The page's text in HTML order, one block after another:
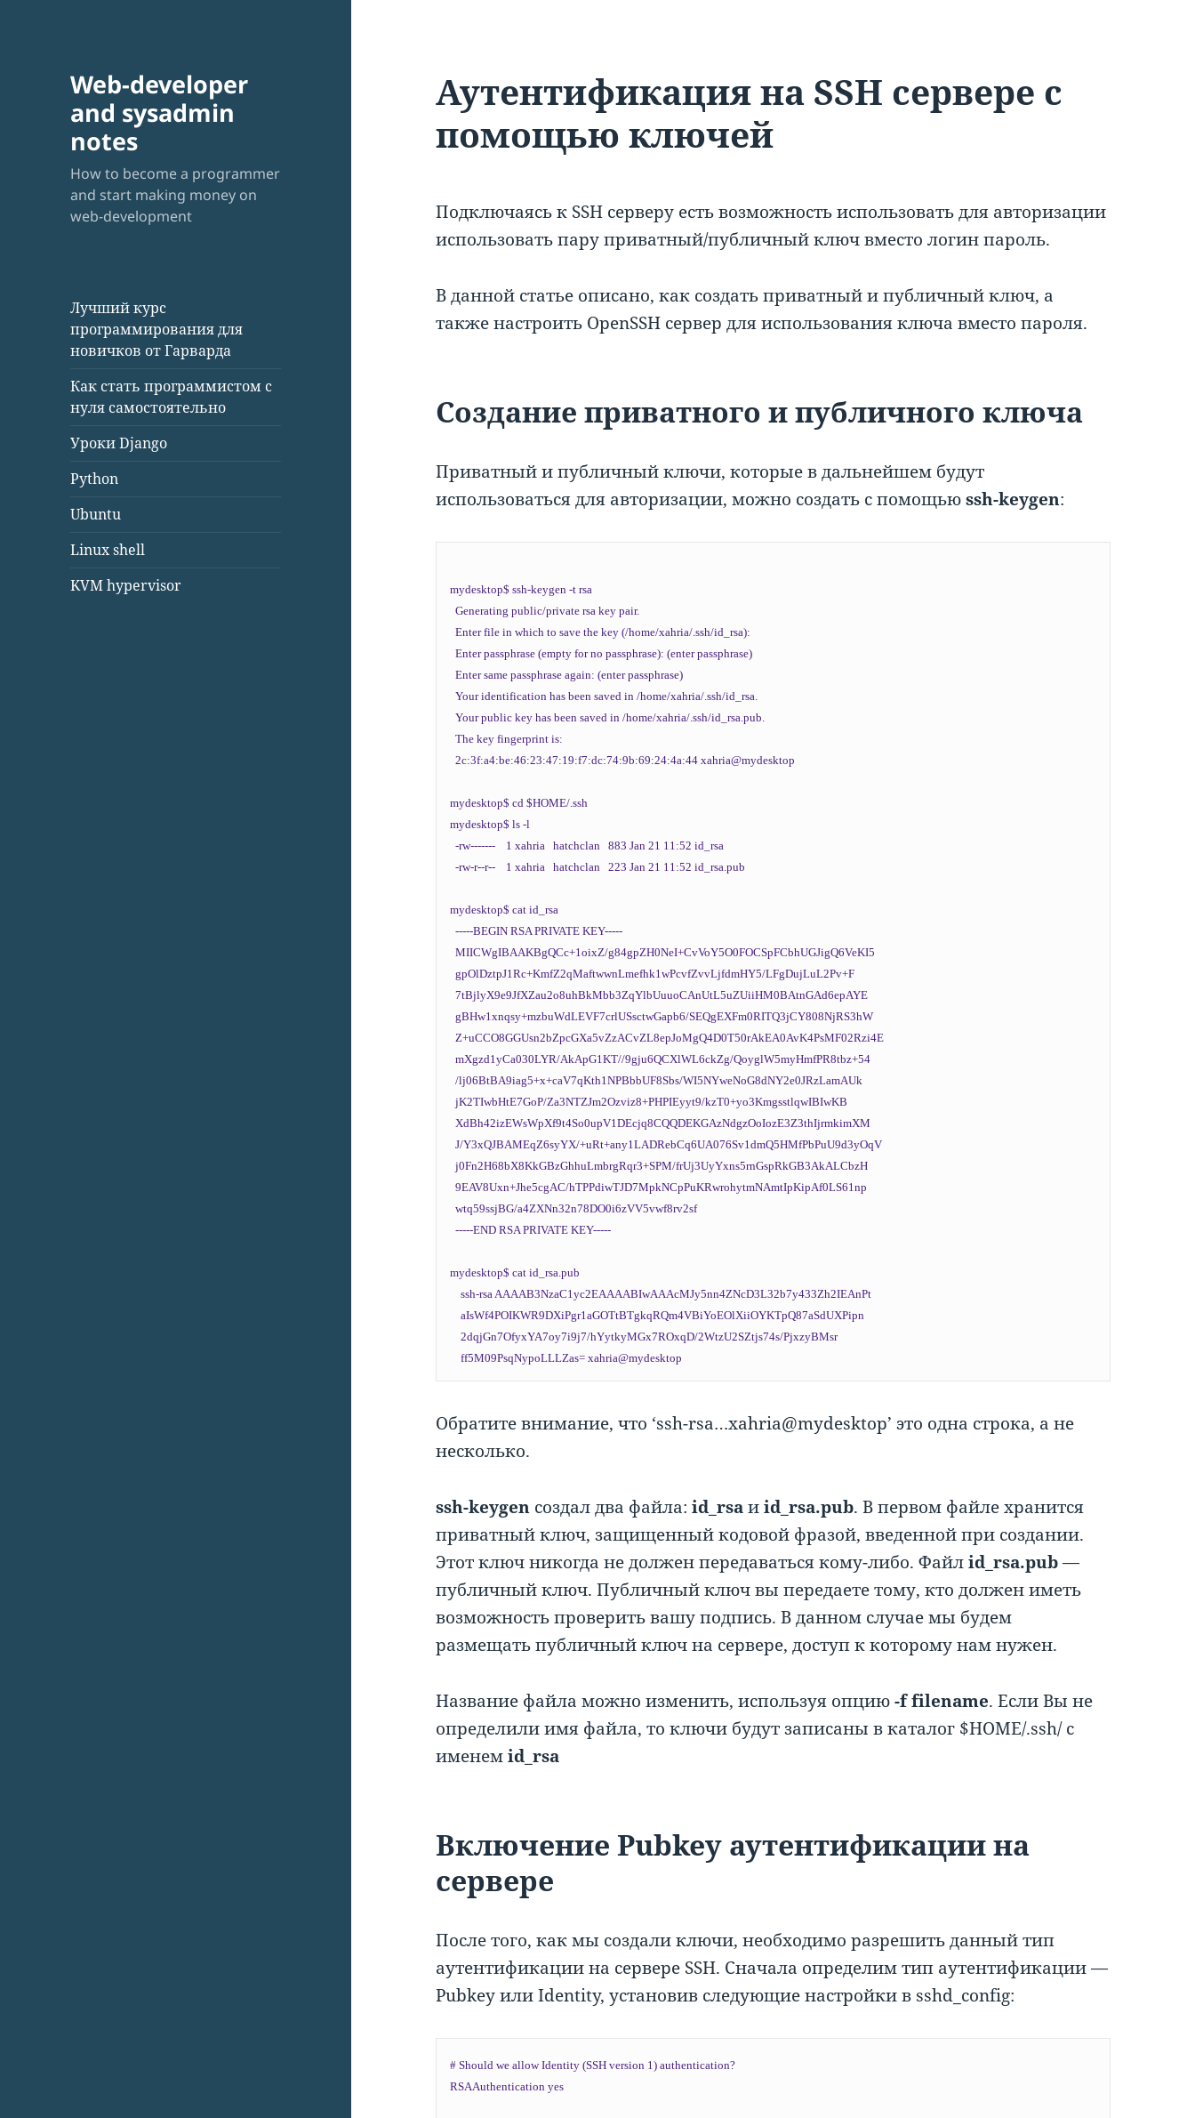
Web-developer
and sysadmin
notes
How to become a programmer
and start making money on
web-development
Лучший курс
программирования для
новичков от Гарварда
Как стать программистом с
нуля самостоятельно
Уроки Django
Python
Ubuntu
Linux shell
KVM hypervisor
Аутентификация на SSH сервере с
помощью ключей
Подключаясь к SSH серверу есть возможность использовать для авторизации
использовать пару приватный/публичный ключ вместо логин пароль.
В данной статье описано, как создать приватный и публичный ключ, а
также настроить OpenSSH сервер для использования ключа вместо пароля.
Создание приватного и публичного ключа
Приватный и публичный ключи, которые в дальнейшем будут
использоваться для авторизации, можно создать с помощьюssh-keygen:
mydesktop$ ssh-keygen -t rsa
  Generating public/private rsa key pair.
  Enter file in which to save the key (/home/xahria/.ssh/id_rsa):
  Enter passphrase (empty for no passphrase): (enter passphrase)
  Enter same passphrase again: (enter passphrase)
  Your identification has been saved in /home/xahria/.ssh/id_rsa.
  Your public key has been saved in /home/xahria/.ssh/id_rsa.pub.
  The key fingerprint is:
  2c:3f:a4:be:46:23:47:19:f7:dc:74:9b:69:24:4a:44 xahria@mydesktop
mydesktop$ cd $HOME/.ssh
mydesktop$ ls -l
  -rw-------    1 xahria   hatchclan   883 Jan 21 11:52 id_rsa
  -rw-r--r--    1 xahria   hatchclan   223 Jan 21 11:52 id_rsa.pub
mydesktop$ cat id_rsa
  -----BEGIN RSA PRIVATE KEY-----
  MIICWgIBAAKBgQCc+1oixZ/g84gpZH0NeI+CvVoY5O0FOCSpFCbhUGJigQ6VeKI5
  gpOlDztpJ1Rc+KmfZ2qMaftwwnLmefhk1wPcvfZvvLjfdmHY5/LFgDujLuL2Pv+F
  7tBjlyX9e9JfXZau2o8uhBkMbb3ZqYlbUuuoCAnUtL5uZUiiHM0BAtnGAd6epAYE
  gBHw1xnqsy+mzbuWdLEVF7crlUSsctwGapb6/SEQgEXFm0RITQ3jCY808NjRS3hW
  Z+uCCO8GGUsn2bZpcGXa5vZzACvZL8epJoMgQ4D0T50rAkEA0AvK4PsMF02Rzi4E
  mXgzd1yCa030LYR/AkApG1KT//9gju6QCXlWL6ckZg/QoyglW5myHmfPR8tbz+54
  /lj06BtBA9iag5+x+caV7qKth1NPBbbUF8Sbs/WI5NYweNoG8dNY2e0JRzLamAUk
  jK2TIwbHtE7GoP/Za3NTZJm2Ozviz8+PHPIEyyt9/kzT0+yo3KmgsstlqwIBIwKB
  XdBh42izEWsWpXf9t4So0upV1DEcjq8CQQDEKGAzNdgzOoIozE3Z3thIjrmkimXM
  J/Y3xQJBAMEqZ6syYX/+uRt+any1LADRebCq6UA076Sv1dmQ5HMfPbPuU9d3yOqV
  j0Fn2H68bX8KkGBzGhhuLmbrgRqr3+SPM/frUj3UyYxns5rnGspRkGB3AkALCbzH
  9EAV8Uxn+Jhe5cgAC/hTPPdiwTJD7MpkNCpPuKRwrohytmNAmtIpKipAf0LS61np
  wtq59ssjBG/a4ZXNn32n78DO0i6zVV5vwf8rv2sf
  -----END RSA PRIVATE KEY-----
mydesktop$ cat id_rsa.pub
    ssh-rsa AAAAB3NzaC1yc2EAAAABIwAAAcMJy5nn4ZNcD3L32b7y433Zh2IEAnPt
    aIsWf4POIKWR9DXiPgr1aGOTtBTgkqRQm4VBiYoEOlXiiOYKTpQ87aSdUXPipn
    2dqjGn7OfyxYA7oy7i9j7/hYytkyMGx7ROxqD/2WtzU2SZtjs74s/PjxzyBMsr
Обратите внимание, что ‘ssh-rsa…xahria@mydesktop’ это одна строка, а не
несколько.
ssh-keygen создал два файла:id_rsaиid_rsa.pub. В первом файле хранится
приватный ключ, защищенный кодовой фразой, введенной при создании.
Этот ключ никогда не должен передаваться кому-либо. Файлid_rsa.pub—
публичный ключ. Публичный ключ вы передаете тому, кто должен иметь
возможность проверить вашу подпись. В данном случае мы будем
размещать публичный ключ на сервере, доступ к которому нам нужен.
Название файла можно изменить, используя опцию-f filename. Если Вы не
определили имя файла, то ключи будут записаны в каталог $HOME/.ssh/ с
именемid_rsa
Включение Pubkey аутентификации на
сервере
После того, как мы создали ключи, необходимо разрешить данный тип
аутентификации на сервере SSH. Сначала определим тип аутентификации —
Pubkey или Identity, установив следующие настройки в sshd_config:
# Should we allow Identity (SSH version 1) authentication?
RSAAuthentication yes